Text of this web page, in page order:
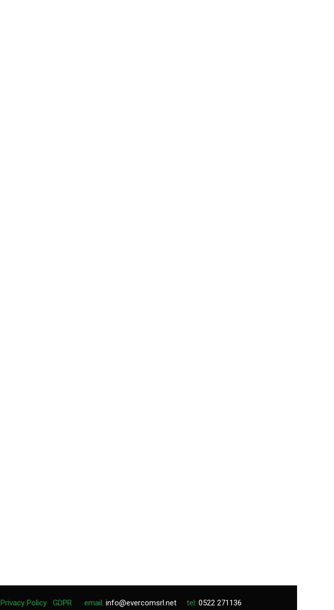
Privacy Policy GDPR email: info@evercomsrl.net tel: 0522 271136